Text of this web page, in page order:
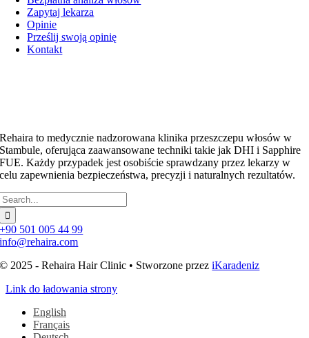
Zapytaj lekarza
Opinie
Prześlij swoją opinię
Kontakt
Rehaira to medycznie nadzorowana klinika przeszczepu włosów w
Stambule, oferująca zaawansowane techniki takie jak DHI i Sapphire
FUE. Każdy przypadek jest osobiście sprawdzany przez lekarzy w
celu zapewnienia bezpieczeństwa, precyzji i naturalnych rezultatów.
+90 501 005 44 99
info@rehaira.com
© 2025 - Rehaira Hair Clinic • Stworzone przeziKaradeniz
Link do ładowania strony
English
Français